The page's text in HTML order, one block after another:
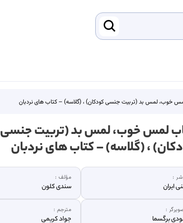
خوب، لمس بد (تربیت جنسی کودکان) ، (گلاسه) – کتاب های نردبان
لمس خوب، لمس بد (تربیت جنسی
، (گلاسه) – کتاب های نردبان
:
ایران
مؤلف :
سندی کلون
:
برگسما
مترجم :
جواد کریمی